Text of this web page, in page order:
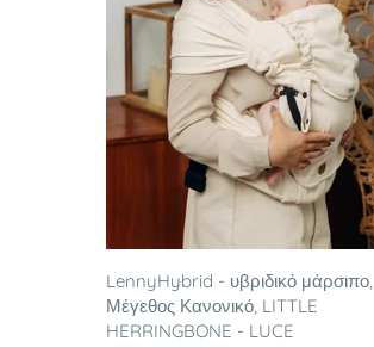
LennyHybrid - υβριδικό μάρσιπο,
Μέγεθος Κανονικό, LITTLE
HERRINGBONE - LUCE